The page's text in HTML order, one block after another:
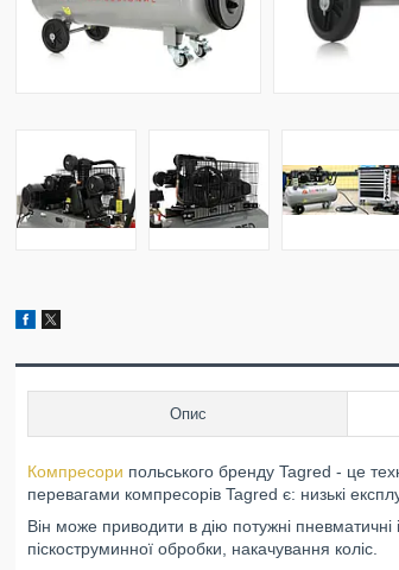
Опис
Компресори польського бренду Tagred - це
перевагами компресорів Tagred є: низькі
Він може приводити в дію потужні
піскоструминної обробки, накачування коліс.